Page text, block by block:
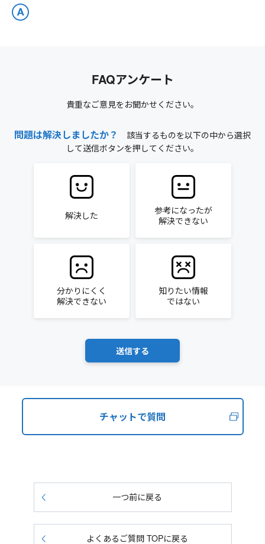
FAQアンケート
貴重なご意見をお聞かせください。
問題は解決しましたか？
該当するものを以下の中から選択
して送信ボタンを押してください。
解決した
参考になったが
解決できない
分かりにくく
解決できない
知りたい情報
ではない
チャットで質問
一つ前に戻る
よくあるご質問 TOPに戻る